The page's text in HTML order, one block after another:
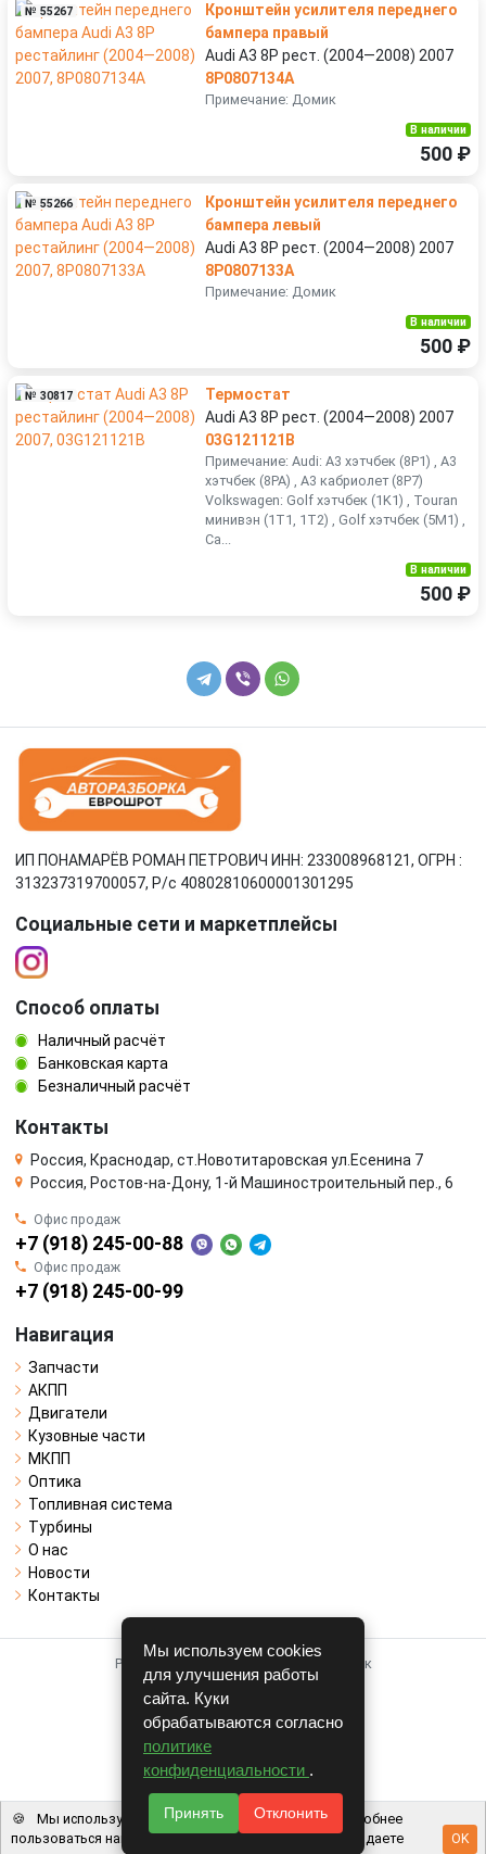
№ 55267
Кронштейн усилителя переднего
бампера правый
Audi A3 8P рест. (2004—2008) 2007
8P0807134A
Примечание: Домик
В наличии
500 ₽
№ 55266
Кронштейн усилителя переднего
бампера левый
Audi A3 8P рест. (2004—2008) 2007
8P0807133A
Примечание: Домик
В наличии
500 ₽
№ 30817
Термостат
Audi A3 8P рест. (2004—2008) 2007
03G121121B
Примечание: Audi: A3 хэтчбек (8P1) , A3
хэтчбек (8PA) , A3 кабриолет (8P7)
Volkswagen: Golf хэтчбек (1K1) , Touran
минивэн (1T1, 1T2) , Golf хэтчбек (5M1) ,
Ca...
В наличии
500 ₽
ИП ПОНАМАРЁВ РОМАН ПЕТРОВИЧ ИНН: 233008968121, ОГРН :
313237319700057, Р/c 40802810600001301295
Социальные сети и маркетплейсы
Способ оплаты
Наличный расчёт
Банковская карта
Безналичный расчёт
Контакты
Россия, Краснодар, ст.Новотитаровская ул.Есенина 7
Россия, Ростов-на-Дону, 1-й Машиностроительный пер., 6
Офис продаж
+7 (918) 245-00-88
Офис продаж
+7 (918) 245-00-99
Навигация
Запчасти
АКПП
Двигатели
Кузовные части
МКПП
Оптика
Топливная система
Турбины
О нас
Новости
Контакты
Работает на системе для авторазборок
CARRO.БИЗНЕС
Полная версия
© COPYRIGHT 2026 г.
v1.1.24
Мы используем cookies
для улучшения работы
сайта. Куки
обрабатываются согласно
политике
конфиденциальности .
Принять Отклонить
🍪
Мы используем файлы cookie, чтобы вам было удобнее
пользоваться нашим сайтом. Используя наш сайт, вы даете
OK